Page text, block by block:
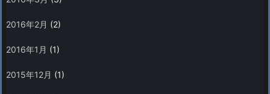
2016年2月 (2)
2016年1月 (1)
2015年12月 (1)